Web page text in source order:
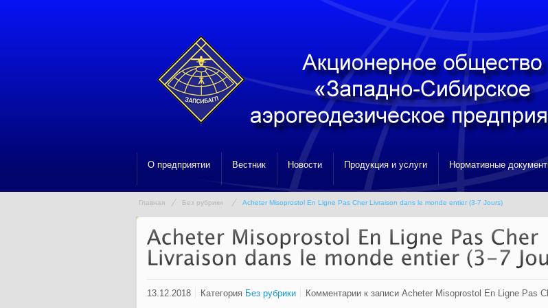
О предприятии Вестник Новости Продукция и услуги Нормативные
Главная Без рубрики Acheter Misoprostol En Ligne Pas Cher Livraison dans le monde entier (3-7 Jours)
13.12.2018 Категория Без рубрики Комментарии к записи Acheter Misoprostol En Ligne Pas